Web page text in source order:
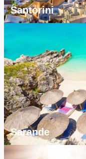
Santorini
Sarande